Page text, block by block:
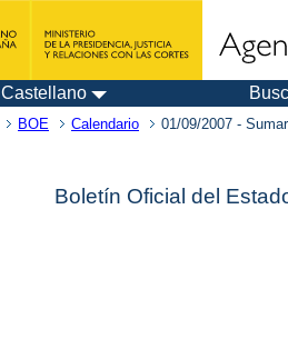
Castellano
BOE Calendario 01/09/2007 -
Boletín Oficial del